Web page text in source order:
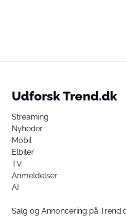
Udforsk Trend.dk
Streaming
Nyheder
Mobil
Elbiler
TV
Anmeldelser
AI
Salg og Annoncering på